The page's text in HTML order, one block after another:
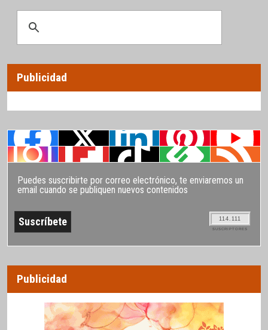
Publicidad
Puedes suscribirte por correo electrónico, te enviaremos un
email cuando se publiquen nuevos contenidos
114.111
SUSCRIPTORES
Publicidad